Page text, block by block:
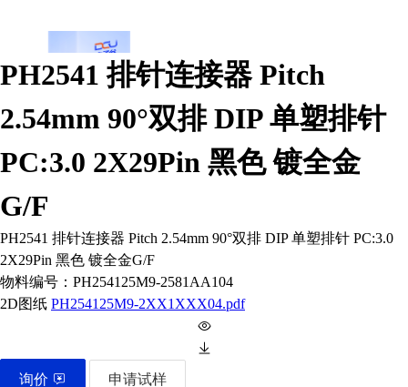
PH2541 排针连接器 Pitch
2.54mm 90°双排 DIP 单塑排针
PC:3.0 2X29Pin 黑色 镀全金
G/F
PH2541 排针连接器 Pitch 2.54mm 90°双排 DIP 单塑排针 PC:3.0
2X29Pin 黑色 镀全金G/F
物料编号： PH254125M9-2581AA104
2D图纸 PH254125M9-2XX1XXX04.pdf
询价 申请试样